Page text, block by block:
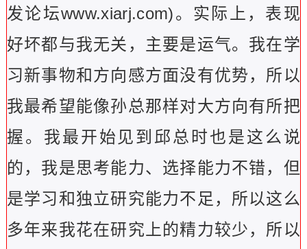
发论坛www.xiarj.com)。实际上，表现
好坏都与我无关，主要是运气。我在学
习新事物和方向感方面没有优势，所以
我最希望能像孙总那样对大方向有所把
握。我最开始见到邱总时也是这么说
的，我是思考能力、选择能力不错，但
是学习和独立研究能力不足，所以这么
多年来我花在研究上的精力较少，所以